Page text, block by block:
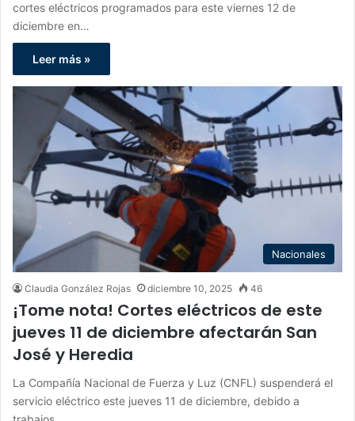
cortes eléctricos programados para este viernes 12 de
diciembre en…
Leer más »
Nacionales
Claudia González Rojas diciembre 10, 2025 46
¡Tome nota! Cortes eléctricos de este
jueves 11 de diciembre afectarán San
José y Heredia
La Compañía Nacional de Fuerza y Luz (CNFL) suspenderá el
servicio eléctrico este jueves 11 de diciembre, debido a